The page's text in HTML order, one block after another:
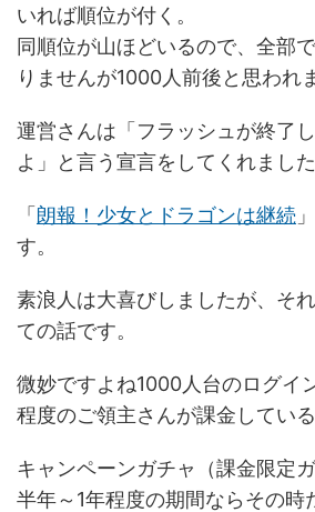
いれば順位が付く。
同順位が山ほどいるので、全部
りませんが1000人前後と思われ
運営さんは「フラッシュが終了
よ」と言う宣言をしてくれました
「朗報！少女とドラゴンは継続
す。
素浪人は大喜びしましたが、そ
ての話です。
微妙ですよね1000人台のログイ
程度のご領主さんが課金している
キャンペーンガチャ（課金限定
半年～1年程度の期間ならその時